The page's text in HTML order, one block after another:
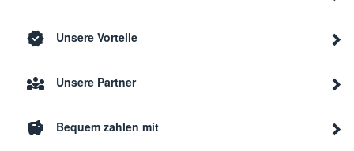
Unsere Vorteile
Unsere Partner
Bequem zahlen mit